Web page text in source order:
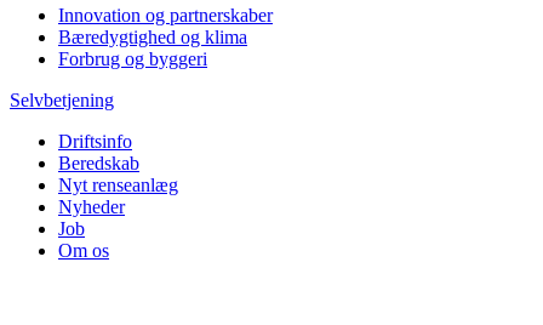
Innovation og partnerskaber
Bæredygtighed og klima
Forbrug og byggeri
Selvbetjening
Driftsinfo
Beredskab
Nyt renseanlæg
Nyheder
Job
Om os